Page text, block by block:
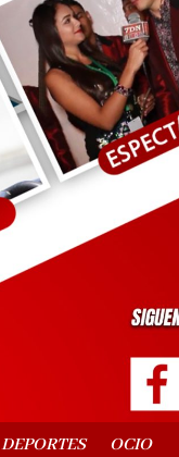
DEPORTES OCIO